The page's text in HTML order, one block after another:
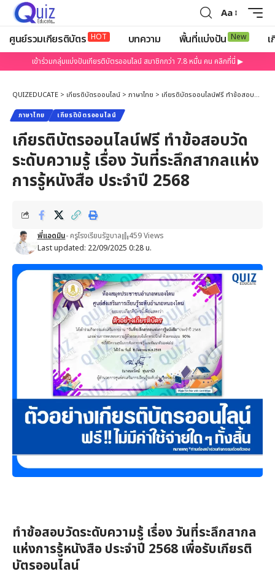
Aa
ศูนย์รวมเกียรติบัตร HOT บทความ พื้นที่แบ่งปัน New
เข้าร่วมกลุ่มแบ่งปันเกียรติบัตรออนไลน์ สมาชิกกว่า 7.8 หมื่น คน คลิกที่นี่ ▶
QUIZEDUCATE > เกียรติบัตรออนไลน์ > ภาษาไทย > เกียรติบัตรออนไลน์ฟรี ทำข้อสอบวัดระดับความรู้ เรื่อง วันที่ระลึกสากลแห่งการรู้หนังสือ ประจำปี 2568
ภาษาไทย เกียรติบัตรออนไลน์
เกียรติบัตรออนไลน์ฟรี ทำข้อสอบวัด
ระดับความรู้ เรื่อง วันที่ระลึกสากลแห่ง
การรู้หนังสือ ประจำปี 2568
Last updated: 22/09/2025 0:28 น.
พี่แอดมิน- ครูโรงเรียนรัฐบาล 459 Views
ทำข้อสอบวัดระดับความรู้ เรื่อง วันที่ระลึกสากล
แห่งการรู้หนังสือ ประจำปี 2568 เพื่อรับเกียรติ
บัตรออนไลน์